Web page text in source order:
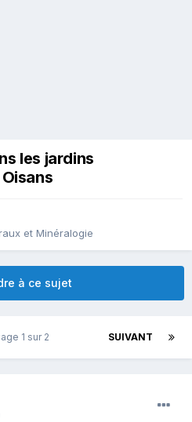
les jardins
et Minéralogie
à ce sujet
SUIVANT
1 sur 2